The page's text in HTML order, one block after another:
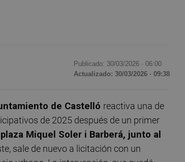
Publicado: 30/03/2026 · 06:00
Actualizado: 30/03/2026 · 09:38
de Castelló reactiva una de
de 2025 después de un primer
Miquel Soler i Barberá, junto al
sale de nuevo a licitación con un